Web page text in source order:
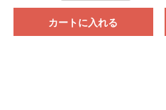
カートに入れる